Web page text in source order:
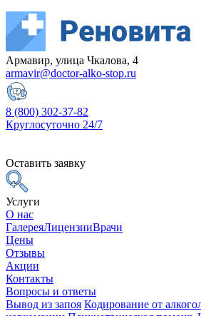
Армавир, улица Чкалова, 4
armavir@doctor-alko-stop.ru
8 (800) 302-37-82
Круглосуточно 24/7
Оставить заявку
Услуги
О нас
ГалереяЛицензииВрачи
Цены
Отзывы
Акции
Контакты
Вопросы и ответы
Вывод из запоя Кодирование от